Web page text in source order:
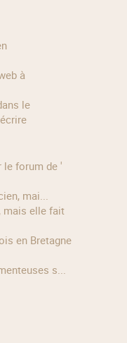
à
le
écrire
mai...
s...